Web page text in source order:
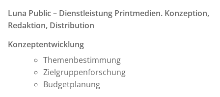
Luna Public – Dienstleistung Printmedien. Konzeption,
Redaktion, Distribution
Konzeptentwicklung
Themenbestimmung
Zielgruppenforschung
Budgetplanung